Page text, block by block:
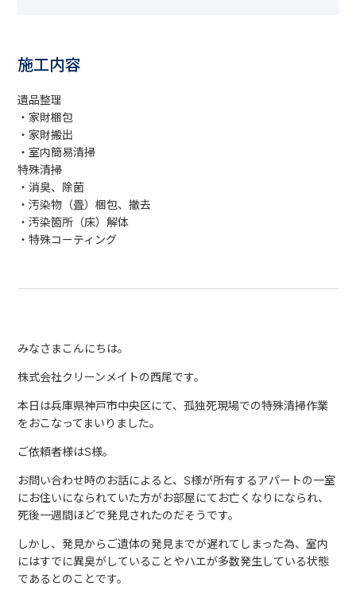
施工内容
遺品整理
・家財梱包
・家財搬出
・室内簡易清掃
特殊清掃
・消臭、除菌
・汚染物（畳）梱包、撤去
・汚染箇所（床）解体
・特殊コーティング
みなさまこんにちは。
株式会社クリーンメイトの西尾です。
本日は兵庫県神戸市中央区にて、孤独死現場での特殊清掃作業
をおこなってまいりました。
ご依頼者様はS様。
お問い合わせ時のお話によると、S様が所有するアパートの一室
にお住いになられていた方がお部屋にてお亡くなりになられ、
死後一週間ほどで発見されたのだそうです。
しかし、発見からご遺体の発見までが遅れてしまった為、室内
にはすでに異臭がしていることやハエが多数発生している状態
であるとのことです。